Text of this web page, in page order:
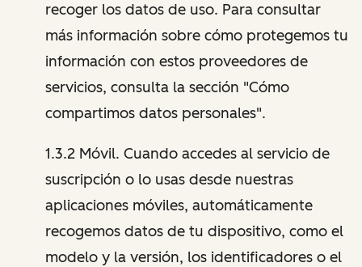
recoger los datos de uso. Para consultar
más información sobre cómo protegemos tu
información con estos proveedores de
servicios, consulta la sección "Cómo
compartimos datos personales".
1.3.2 Móvil. Cuando accedes al servicio de
suscripción o lo usas desde nuestras
aplicaciones móviles, automáticamente
recogemos datos de tu dispositivo, como el
modelo y la versión, los identificadores o el